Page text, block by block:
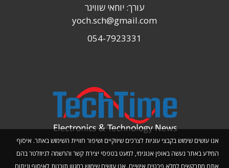
אנו עושים שימוש בקבצי עוגיות לצרכים שיווקיים ושיפור חוויית השימוש באתר. איסוף
המידע באתר נעשה באופן אנונימי, למעט בטפסי יצירת קשר והרשמה לניוזלטר בהם
אתם מתבקשים למלא פרטים אישיים. אנו עושים שימוש במגוון תוכנות לאיסוף וניתוח
עורך: יוחאי שוויגר
yoch.sch@gmail.com
054-7923331